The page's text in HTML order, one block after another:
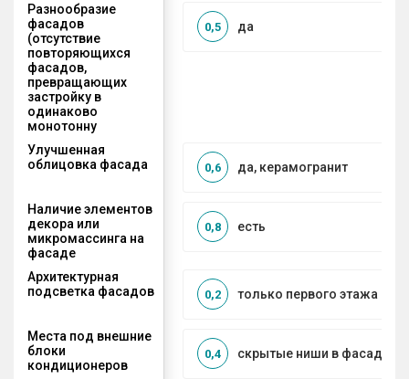
Разнообразие
фасадов
(отсутствие
повторяющихся
фасадов,
превращающих
застройку в
одинаково
монотонну
да
0,5
Улучшенная
облицовка фасада
да, керамогранит
0,6
Наличие элементов
декора или
микромассинга на
фасаде
есть
0,8
Архитектурная
подсветка фасадов
только первого этажа
0,2
Места под внешние
блоки
кондиционеров
скрытые ниши в фасаде
0,4